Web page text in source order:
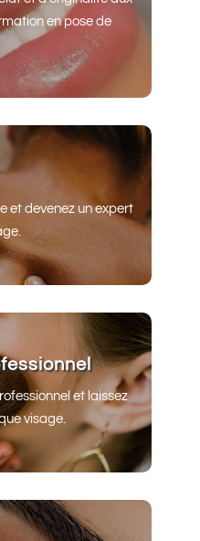
en pose de
et devenez un expert
et laissez
visage.